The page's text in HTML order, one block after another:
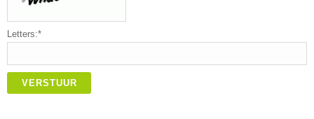
Letters:*
VERSTUUR